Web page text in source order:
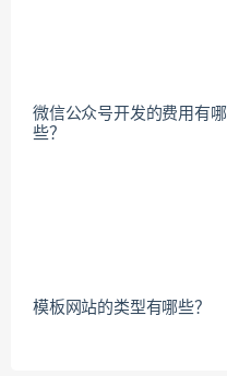
微信公众号开发的费用有哪
些？
模板网站的类型有哪些？